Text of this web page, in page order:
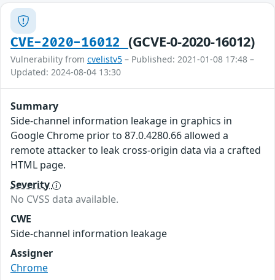
CVE-2020-16012 (GCVE-0-2020-16012)
Vulnerability from cvelistv5 – Published: 2021-01-08 17:48 –
Updated: 2024-08-04 13:30
Summary
Side-channel information leakage in graphics in
Google Chrome prior to 87.0.4280.66 allowed a
remote attacker to leak cross-origin data via a crafted
HTML page.
Severity
No CVSS data available.
CWE
Side-channel information leakage
Assigner
Chrome